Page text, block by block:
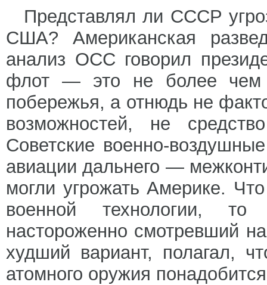
Представлял ли СССР
США? Американская
анализ ОСС говорил
флот — это не более чем
побережья, а отнюдь не
возможностей, не
Советские военно-
авиации дальнего —
могли угрожать Америке.
военной технологии,
настороженно смотревший
худший вариант, полагал,
атомного оружия